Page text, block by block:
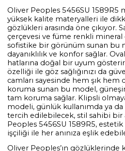
Oliver Peoples 5456SU 1589R5
yüksek kalite materyalleri ile
gözlükleri arasında öne çıkıyor.
çerçevesi ve füme renkli mineral
sofistike bir görünüm sunan bu
dayanıklılık ve konfor sağlar.
hatlarına doğal bir uyum
özelliği ile göz sağlığınızı da
camları sayesinde hem şık
koruma sunan bu model, güneşin
tam koruma sağlar. Klipsli
modeli, günlük kullanımda ya
tercih edilebilecek, stil sahibi bir
Peoples 5456SU 1589R5, estetik
işçiliği ile her anınıza eşlik
Oliver Peoples’ın gözlüklerinde